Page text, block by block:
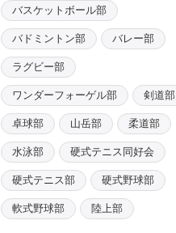
バスケットボール部
バドミントン部 バレー部
ラグビー部
ワンダーフォーゲル部 剣道部
卓球部 山岳部 柔道部
水泳部 硬式テニス同好会
硬式テニス部 硬式野球部
軟式野球部 陸上部